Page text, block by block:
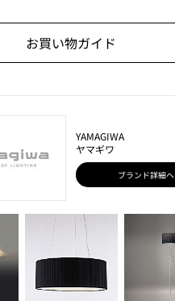
お買い物ガイド
YAMAGIWA
ヤマギワ
ブランド詳細へ